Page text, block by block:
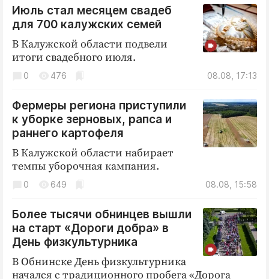
Праздники
Происшествия
Спорт
Экономика и бизнес
Блоги
Издания
Медиаперсона
Интересное чтиво
Клиника года
Работодатель года
Июль стал месяцем свадеб
для 700 калужских семей
В Калужской области подвели
итоги свадебного июля.
08.08, 17:13
0 476
Фермеры региона приступили
к уборке зерновых, рапса и
раннего картофеля
В Калужской области набирает
темпы уборочная кампания.
08.08, 15:58
0 649
Более тысячи обнинцев вышли
на старт «Дороги добра» в
День физкультурника
В Обнинске День физкультурника
начался с традиционного пробега «Дорога